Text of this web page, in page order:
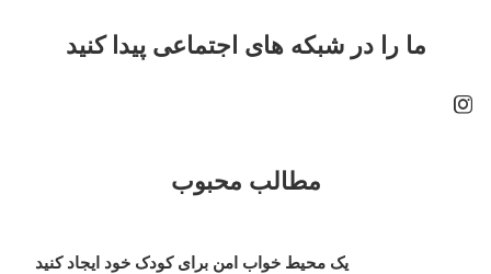
ما را در شبکه های اجتماعی پیدا کنید
مطالب محبوب
یک محیط خواب امن برای کودک خود ایجاد کنید